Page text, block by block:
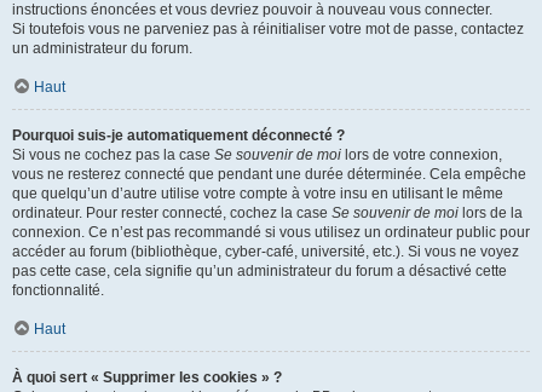
instructions énoncées et vous devriez pouvoir à nouveau vous connecter.
Si toutefois vous ne parveniez pas à réinitialiser votre mot de passe, contactez
un administrateur du forum.
Haut
Pourquoi suis-je automatiquement déconnecté ?
Si vous ne cochez pas la case Se souvenir de moi lors de votre connexion,
vous ne resterez connecté que pendant une durée déterminée. Cela empêche
que quelqu’un d’autre utilise votre compte à votre insu en utilisant le même
ordinateur. Pour rester connecté, cochez la case Se souvenir de moi lors de la
connexion. Ce n’est pas recommandé si vous utilisez un ordinateur public pour
accéder au forum (bibliothèque, cyber-café, université, etc.). Si vous ne voyez
pas cette case, cela signifie qu’un administrateur du forum a désactivé cette
fonctionnalité.
Haut
À quoi sert « Supprimer les cookies » ?